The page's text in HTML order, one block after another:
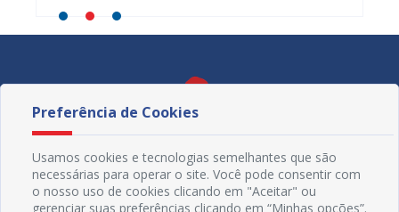
Preferência de Cookies
Usamos cookies e tecnologias semelhantes que são
necessárias para operar o site. Você pode consentir com
o nosso uso de cookies clicando em "Aceitar" ou
gerenciar suas preferências clicando em “Minhas opções”.